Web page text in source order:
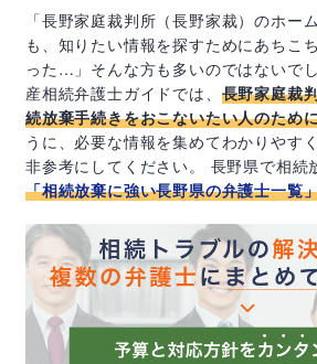
「長野家庭裁判所（長野家裁）のホー
も、知りたい情報を探すためにあちこ
った…」そんな方も多いのではないで
産相続弁護士ガイドでは、 長野家庭裁
続放棄手続きをおこないたい人のため
うに、必要な情報を集めてわかりやす
非参考にしてください。 長野県で相続
「相続放棄に強い長野県の弁護士一覧